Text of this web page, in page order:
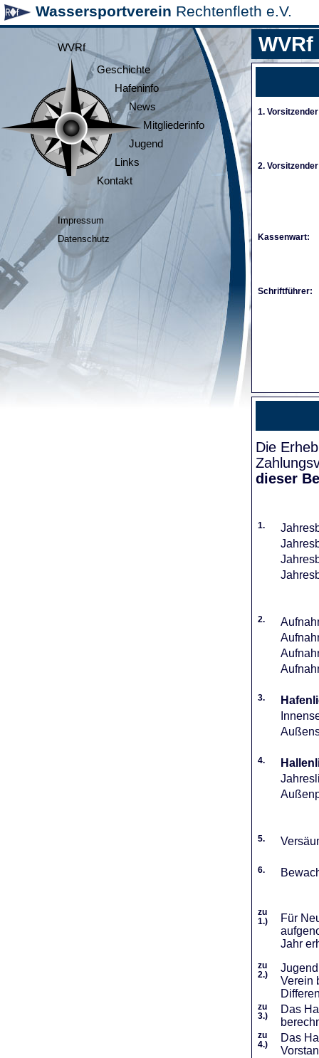
Wassersportverein Rechtenfleth e.V.
WVRf
Geschichte
Hafeninfo
News
Mitgliederinfo
Jugend
Links
Kontakt
Impressum
Datenschutz
WVRf
1.
2.
Kassenwart:
Schriftführer:
Die
dieser
1.
2.
3.
4.
5.
6.
zu
1.)
Für
Jahr
zu
2.)
Verein
zu
3.)
Das
zu
4.)
Das